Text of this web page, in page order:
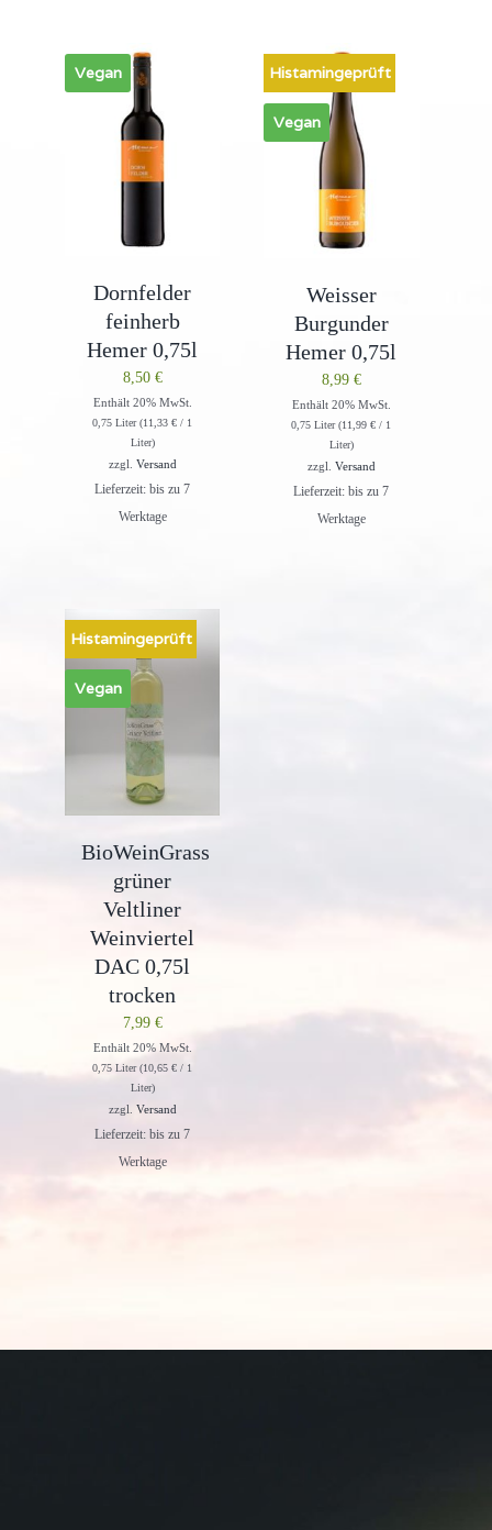
Vegan
Dornfelder
feinherb
Hemer 0,75l
8,50 €
Enthält 20% MwSt.
0,75 Liter (11,33€ / 1
Liter)
zzgl. Versand
Lieferzeit: bis zu 7
Werktage
Histamingeprüft
Vegan
Weisser
Burgunder
Hemer 0,75l
8,99 €
Enthält 20% MwSt.
0,75 Liter (11,99€ / 1
Liter)
zzgl. Versand
Lieferzeit: bis zu 7
Werktage
Histamingeprüft
Vegan
BioWeinGrass
grüner
Veltliner
Weinviertel
DAC 0,75l
trocken
7,99 €
Enthält 20% MwSt.
0,75 Liter (10,65€ / 1
Liter)
zzgl. Versand
Lieferzeit: bis zu 7
Werktage